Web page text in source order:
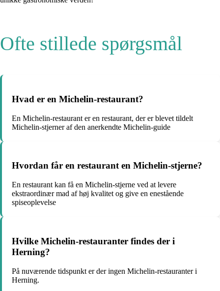
Ofte stillede spørgsmål
Hvad er en Michelin-restaurant?
En Michelin-restaurant er en restaurant, der er blevet tildelt
Michelin-stjerner af den anerkendte Michelin-guide
Hvordan får en restaurant en Michelin-stjerne?
En restaurant kan få en Michelin-stjerne ved at levere
ekstraordinær mad af høj kvalitet og give en enestående
spiseoplevelse
Hvilke Michelin-restauranter findes der i
Herning?
På nuværende tidspunkt er der ingen Michelin-restauranter i
Herning.